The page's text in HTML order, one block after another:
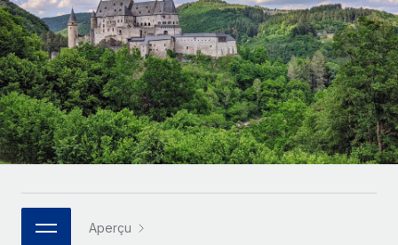
INFRASTRUCTURE
Intégration Remote
Intégrez vos RH aux flux de travail en toute simplicité
Plateforme
Des fonctions RH clés intégrées pour votre équipe
notre MCP
Start-ups
Des solutions agiles et internationales pour les RH et la
paie des entreprises en pleine croissance
Entreprises intermédiaires
Développez vos équipes avec des solutions RH sur
mesure
Les RH à l’international pour les grandes entreprises
APPRENDRE AVEC REMOTE
Recherche et guides
Études de cas
Glossaire RH
Descriptions de postes
Deutsch
Español
Italiano
Português (Portugal)
한국어 Aperçu